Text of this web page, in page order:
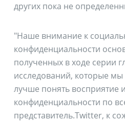
других пока не
"Наше внимание к
конфиденциальности
полученных в ходе серии
исследований, которые
лучше понять восприятие
конфиденциальности по
представитель.Twitter, к